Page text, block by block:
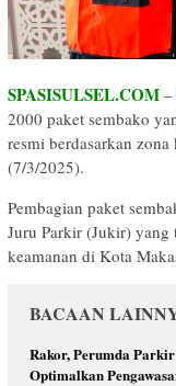
SPASISULSEL.COM –
2000 paket sembako
resmi berdasarkan
(7/3/2025).
Pembagian paket
Juru Parkir (Jukir) yang
keamanan di Kota
BACAAN
Rakor, Perumda
Optimalkan